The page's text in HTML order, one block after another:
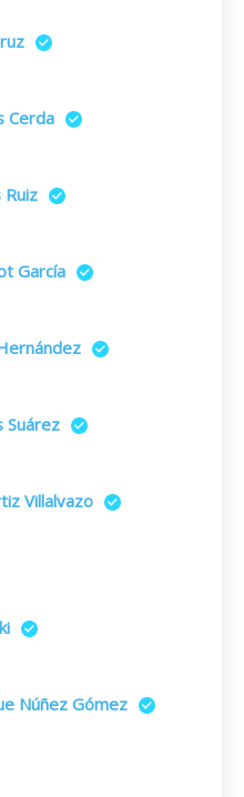
Cerda
Ruiz
García
Suárez
Villalvazo
Núñez Gómez